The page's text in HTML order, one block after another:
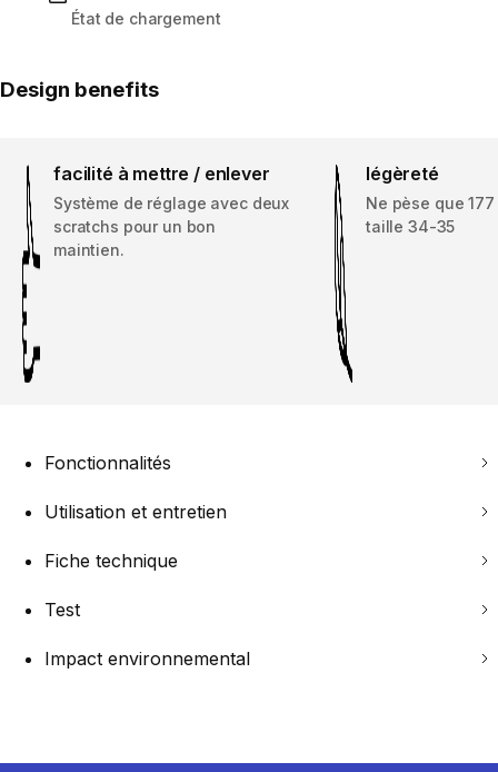
État de chargement
Design benefits
facilité à mettre / enlever
Système de réglage avec deux
scratchs pour un bon
maintien.
légèreté
Ne pèse que
taille 34-35
Fonctionnalités
Utilisation et entretien
Fiche technique
Test
Impact environnemental